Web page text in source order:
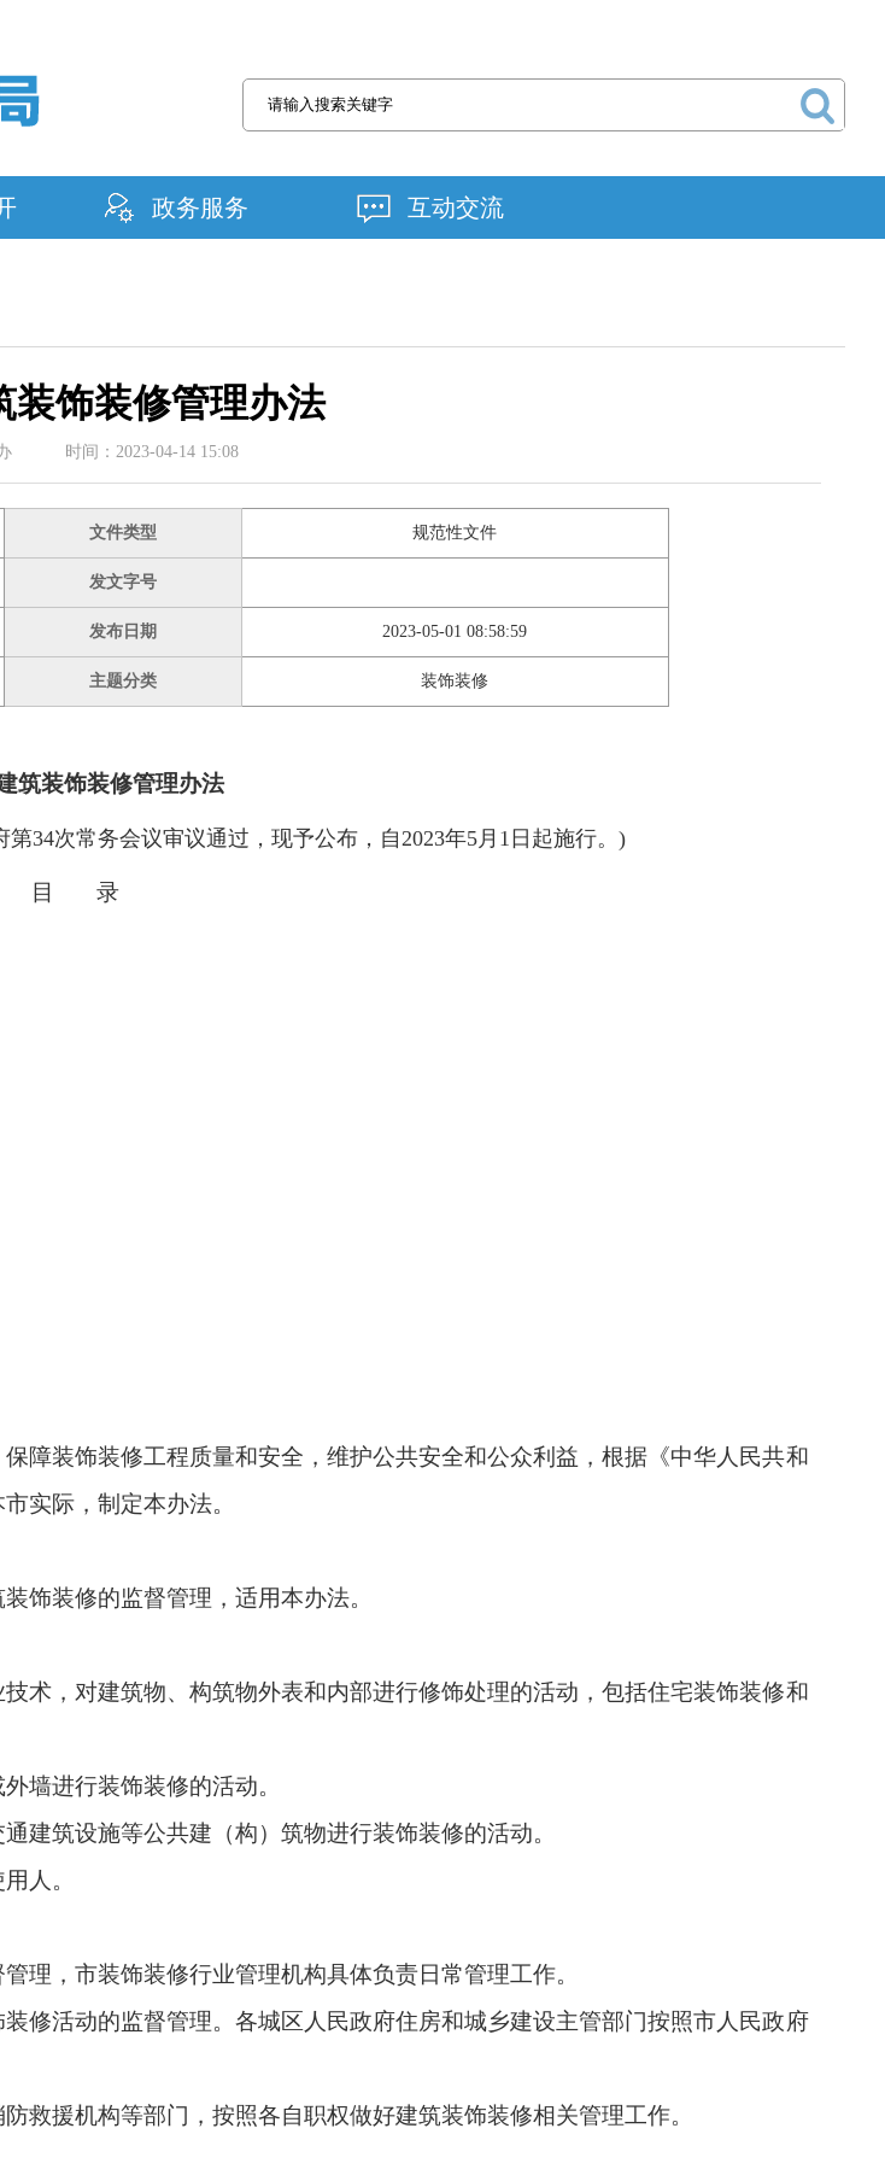
政务服务 互动交流
装饰装修管理办法
办 时间：2023-04-14 15:08
文件类型 规范性文件
发文字号
发布日期 2023-05-01 08:58:59
主题分类 装饰装修
筑装饰装修管理办法
34次常务会议审议通过，现予公布，自2023年5月1日起施行。)
目 录
障装饰装修工程质量和安全，维护公共安全和公众利益，根据《中华人民共和
实际，制定本办法。
饰装修的监督管理，适用本办法。
术，对建筑物、构筑物外表和内部进行修饰处理的活动，包括住宅装饰装修和
墙进行装饰装修的活动。
建筑设施等公共建（构）筑物进行装饰装修的活动。
人。
理，市装饰装修行业管理机构具体负责日常管理工作。
修活动的监督管理。各城区人民政府住房和城乡建设主管部门按照市人民政府
救援机构等部门，按照各自职权做好建筑装饰装修相关管理工作。